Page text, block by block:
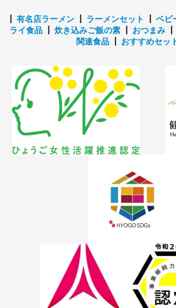
有名店ラーメン┃ ラーメンセット ベビ
ライ食品
炊き込みご飯の素 おつまみ
関連食品┃ おすすめセッ